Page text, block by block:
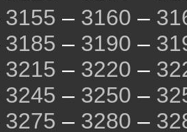
3155 – 3160 –
3185 – 3190 –
3215 – 3220 –
3245 – 3250 –
3275 – 3280 –